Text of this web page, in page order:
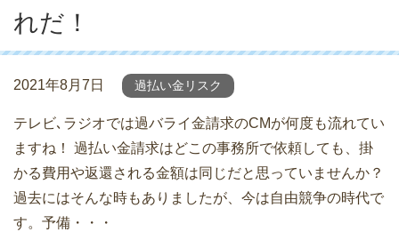
れだ！
2021年8月7日 過払い金リスク
テレビ､ラジオでは過バライ金請求のCMが何度も流れてい
ますね！ 過払い金請求はどこの事務所で依頼しても、掛
かる費用や返還される金額は同じだと思っていませんか？
過去にはそんな時もありましたが、今は自由競争の時代で
す。予備・・・